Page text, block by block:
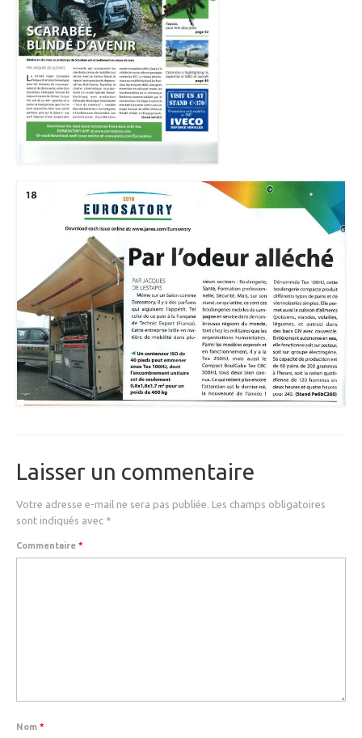
MEDICAL
SECURITE
EVENEMENTS
MEDIAS
CONTACT
Laisser un commentaire
Votre adresse e-mail ne sera pas publiée. Les champs obligatoires
sont indiqués avec *
Commentaire *
Nom *